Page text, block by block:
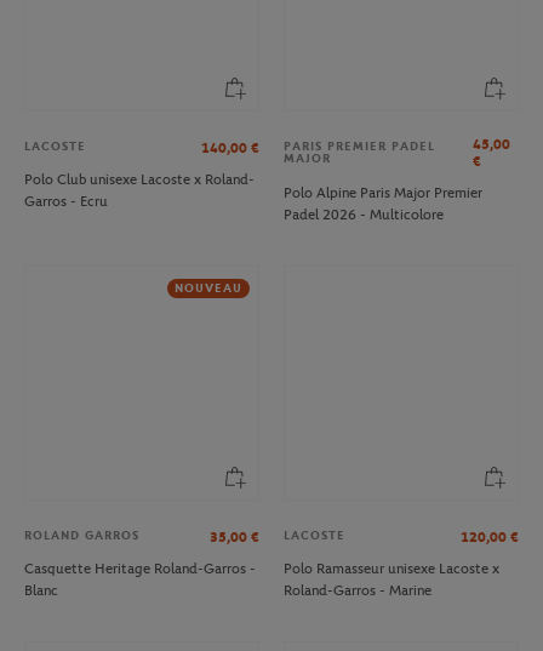
LACOSTE 140,00 €
Polo Club unisexe Lacoste x Roland-
Garros - Ecru
PARIS PREMIER PADEL
MAJOR
45,00
€
Polo Alpine Paris Major Premier
Padel 2026 - Multicolore
NOUVEAU
ROLAND GARROS 35,00 €
Casquette Heritage Roland-Garros -
Blanc
LACOSTE 120,00 €
Polo Ramasseur unisexe Lacoste x
Roland-Garros - Marine